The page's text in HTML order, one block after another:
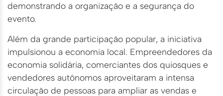
demonstrando a organização e a segurança do
evento.
Além da grande participação popular, a iniciativa
impulsionou a economia local. Empreendedores da
economia solidária, comerciantes dos quiosques e
vendedores autônomos aproveitaram a intensa
circulação de pessoas para ampliar as vendas e